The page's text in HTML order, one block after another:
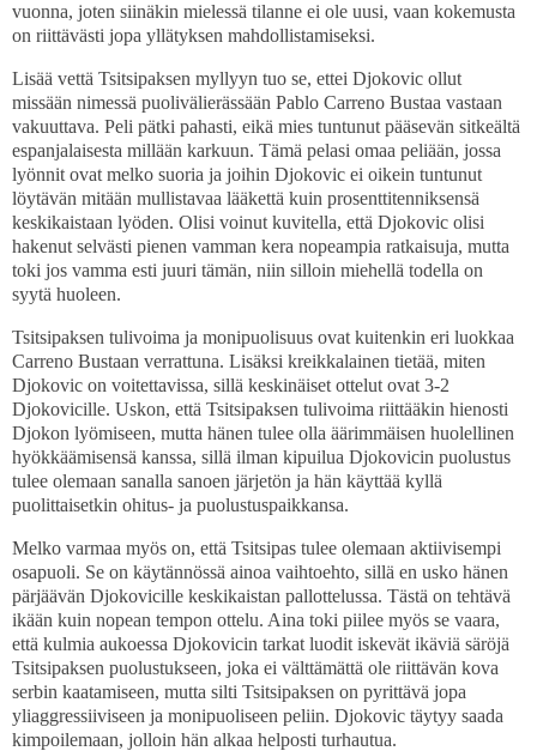
vuonna, joten siinäkin mielessä tilanne ei ole uusi, vaan kokemusta
on riittävästi jopa yllätyksen mahdollistamiseksi.
Lisää vettä Tsitsipaksen myllyyn tuo se, ettei Djokovic ollut
missään nimessä puolivälierässään Pablo Carreno Bustaa vastaan
vakuuttava. Peli pätki pahasti, eikä mies tuntunut pääsevän sitkeältä
espanjalaisesta millään karkuun. Tämä pelasi omaa peliään, jossa
lyönnit ovat melko suoria ja joihin Djokovic ei oikein tuntunut
löytävän mitään mullistavaa lääkettä kuin prosenttitenniksensä
keskikaistaan lyöden. Olisi voinut kuvitella, että Djokovic olisi
hakenut selvästi pienen vamman kera nopeampia ratkaisuja, mutta
toki jos vamma esti juuri tämän, niin silloin miehellä todella on
syytä huoleen.
Tsitsipaksen tulivoima ja monipuolisuus ovat kuitenkin eri luokkaa
Carreno Bustaan verrattuna. Lisäksi kreikkalainen tietää, miten
Djokovic on voitettavissa, sillä keskinäiset ottelut ovat 3-2
Djokovicille. Uskon, että Tsitsipaksen tulivoima riittääkin hienosti
Djokon lyömiseen, mutta hänen tulee olla äärimmäisen huolellinen
hyökkäämisensä kanssa, sillä ilman kipuilua Djokovicin puolustus
tulee olemaan sanalla sanoen järjetön ja hän käyttää kyllä
puolittaisetkin ohitus- ja puolustuspaikkansa.
Melko varmaa myös on, että Tsitsipas tulee olemaan aktiivisempi
osapuoli. Se on käytännössä ainoa vaihtoehto, sillä en usko hänen
pärjäävän Djokovicille keskikaistan pallottelussa. Tästä on tehtävä
ikään kuin nopean tempon ottelu. Aina toki piilee myös se vaara,
että kulmia aukoessa Djokovicin tarkat luodit iskevät ikäviä säröjä
Tsitsipaksen puolustukseen, joka ei välttämättä ole riittävän kova
serbin kaatamiseen, mutta silti Tsitsipaksen on pyrittävä jopa
yliaggressiiviseen ja monipuoliseen peliin. Djokovic täytyy saada
kimpoilemaan, jolloin hän alkaa helposti turhautua.